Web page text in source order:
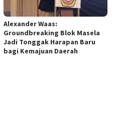
Alexander Waas:
Groundbreaking Blok Masela
Jadi Tonggak Harapan Baru
bagi Kemajuan Daerah